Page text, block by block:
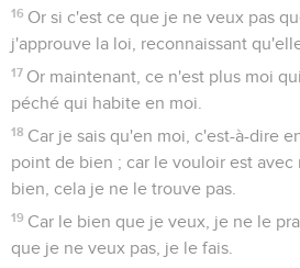
16 Or si c'est ce que je ne veux pas
j'approuve la loi, reconnaissant
17 Or maintenant, ce n'est plus moi
péché qui habite en moi.
18 Car je sais qu'en moi, c'est-à-dire
point de bien ; car le vouloir est avec
bien, cela je ne le trouve pas.
19 Car le bien que je veux, je ne le
que je ne veux pas, je le fais.